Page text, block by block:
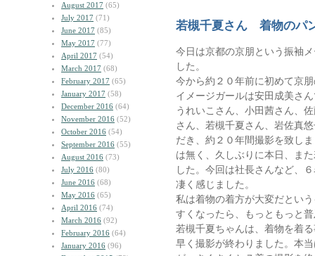
August 2017 (65)
July 2017 (71)
June 2017 (85)
May 2017 (77)
April 2017 (54)
March 2017 (68)
February 2017 (65)
January 2017 (58)
December 2016 (64)
November 2016 (52)
October 2016 (54)
September 2016 (55)
August 2016 (73)
July 2016 (80)
June 2016 (68)
May 2016 (65)
April 2016 (74)
March 2016 (92)
February 2016 (64)
January 2016 (96)
若槻千夏さん 着物のパ
今日は京都の京朋という振袖
した。
今から約２０年前に初めて京
イメージガールは安田成美さ
うれいこさん、小田茜さん、
さん、若槻千夏さん、岩佐真
だき、約２０年間撮影を致し
は無く、久しぶりに本日、ま
した。今回は社長さんなど、
凄く感じました。
私は着物の着方が大変だとい
すくなったら、もっともっと
若槻千夏ちゃんは、着物を着
早く撮影が終わりました。本